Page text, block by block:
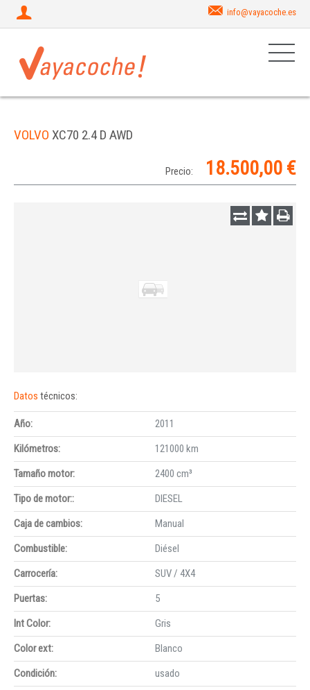
info@vayacoche.es
VOLVO XC70 2.4 D AWD
Precio: 18.500,00 €
Datos técnicos:
Año:
2011
Kilómetros:
121000 km
Tamaño motor:
2400 cm³
Tipo de motor::
DIESEL
Caja de cambios:
Manual
Combustible:
Diésel
Carrocería:
SUV / 4X4
Puertas:
5
Int Color:
Gris
Color ext:
Blanco
Condición:
usado